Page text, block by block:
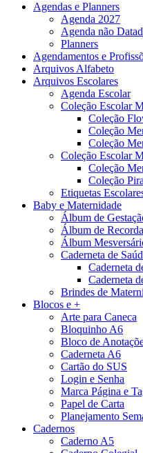
Agendas e Planners
Agenda 2027
Agenda não
Planners
Agendamentos e
Arquivos Alfabeto
Arquivos Escolares
Agenda Escolar
Coleção Escolar
Coleção
Coleção
Coleção
Coleção Escolar
Coleção
Coleção
Etiquetas
Baby e Maternidade
Álbum de
Álbum de
Álbum
Caderneta de
Caderneta
Caderneta
Brindes de
Blocos e +
Arte para Caneca
Bloquinho A6
Bloco de
Caderneta A6
Cartão do SUS
Login e Senha
Marca Página e
Papel de Carta
Planejamento
Cadernos
Caderno A5